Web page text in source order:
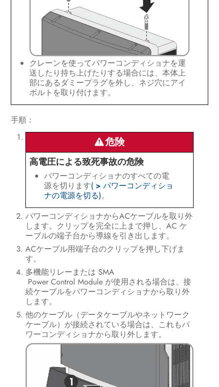
クレーンを使ってパワーコンディショナを運
送したり持ち上げたりする場合には、本体上
部にあるダミープラグを外し、ネジ穴にアイ
ボルトを取り付けます。
手順：
危険
高電圧による致死事故の危険
パワーコンディショナのすべての電
源を切ります( >パワーコンディショ
ナの電源を切る)。
パワーコンディショナからACケーブルを取り外
します。クリップを完全に上まで押し、AC ケ
ーブルの端子台から導線を引き出します。
ACケーブル用端子台のクリップを押し下げま
す。
多機能リレーまたは SMA
Power Control Module が使用される場合は、接
続ケーブルをパワーコンディショナから取り外
します。
他のケーブル（データケーブルやネットワーク
ケーブル）が接続されている場合は、これもパ
ワーコンディショナから取り外します。